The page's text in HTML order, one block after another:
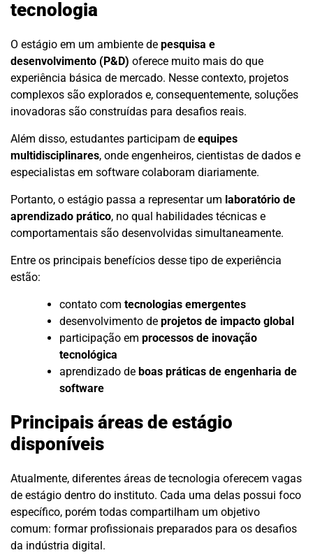
tecnologia
O estágio em um ambiente de pesquisa e
desenvolvimento (P&D) oferece muito mais do que
experiência básica de mercado. Nesse contexto, projetos
complexos são explorados e, consequentemente, soluções
inovadoras são construídas para desafios reais.
Além disso, estudantes participam de equipes
multidisciplinares, onde engenheiros, cientistas de dados e
especialistas em software colaboram diariamente.
Portanto, o estágio passa a representar um laboratório de
aprendizado prático, no qual habilidades técnicas e
comportamentais são desenvolvidas simultaneamente.
Entre os principais benefícios desse tipo de experiência
estão:
contato com tecnologias emergentes
desenvolvimento de projetos de impacto global
participação em processos de inovação
tecnológica
aprendizado de boas práticas de engenharia de
software
Principais áreas de estágio
disponíveis
Atualmente, diferentes áreas de tecnologia oferecem vagas
de estágio dentro do instituto. Cada uma delas possui foco
específico, porém todas compartilham um objetivo
comum: formar profissionais preparados para os desafios
da indústria digital.